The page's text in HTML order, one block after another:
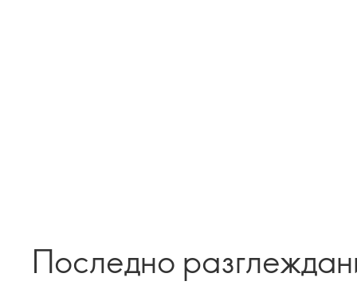
Последно